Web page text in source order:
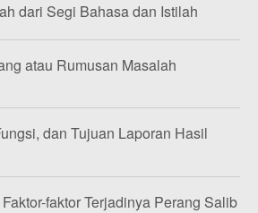
dari Segi Bahasa dan Istilah
atau Rumusan Masalah
dan Tujuan Laporan Hasil
faktor Terjadinya Perang Salib